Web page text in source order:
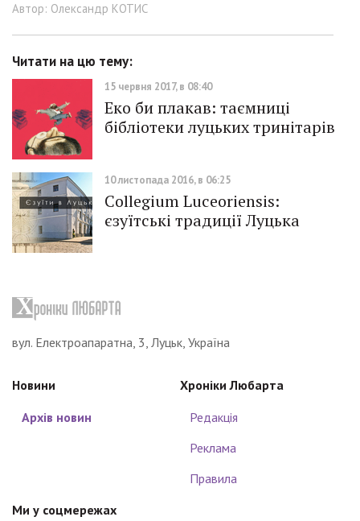
Автор: Олександр КОТИС
Читати на цю тему:
15 червня 2017, в 08:40
Еко би плакав: таємниці
бібліотеки луцьких тринітарів
10 листопада 2016, в 06:25
Collegium Luceoriensis:
єзуїтські традиції Луцька
вул. Електроапаратна, 3, Луцьк, Україна
Новини
Архів новин
Хроніки Любарта
Редакція
Реклама
Правила
Ми у соцмережах